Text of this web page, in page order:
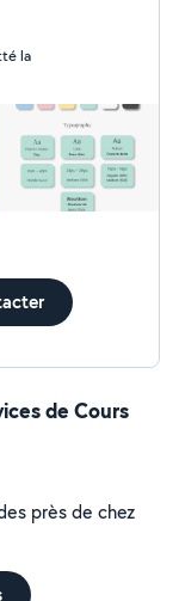
supports de
et optimisés.
pour
différents styles
délais et
la
de Cours
près de chez